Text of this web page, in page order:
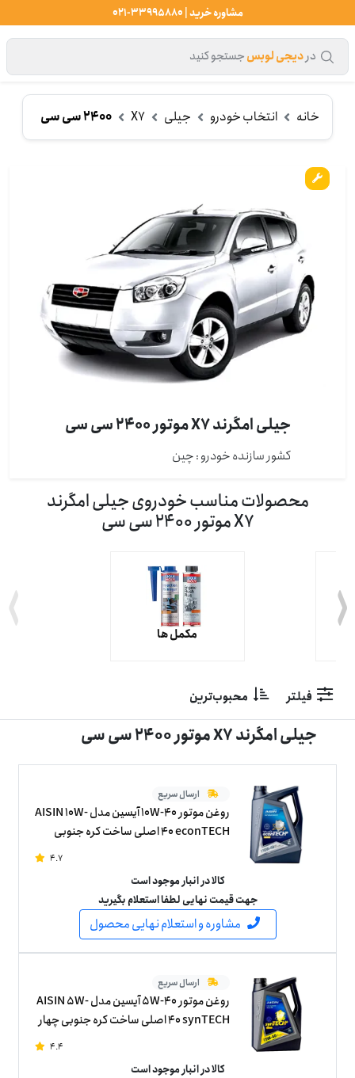
مشاوره خرید | 33995880-021
دردیجی لوبسجستجو کنید
خانه انتخاب خودرو جیلی X7 2400 سی سی
جیلی امگرند X7 موتور 2400 سی سی
کشور سازنده خودرو : چين
محصولات مناسب خودروی جیلی امگرند
X7 موتور 2400 سی سی
مکمل ها
فیلتر محبوب‌ترین
جیلی امگرند X7 موتور 2400 سی سی
ارسال سریع
روغن موتور 10W-40 آیسین مدل AISIN 10W-
40 econTECH اصلی ساخت کره جنوبی
4.7
کالا در انبار موجود است
جهت قیمت نهایی لطفا استعلام بگیرید
مشاوره و استعلام نهایی محصول
ارسال سریع
روغن موتور 5W-40 آیسین مدل AISIN 5W-
40 synTECH اصلی ساخت کره جنوبی چهار
4.4
کالا در انبار موجود است